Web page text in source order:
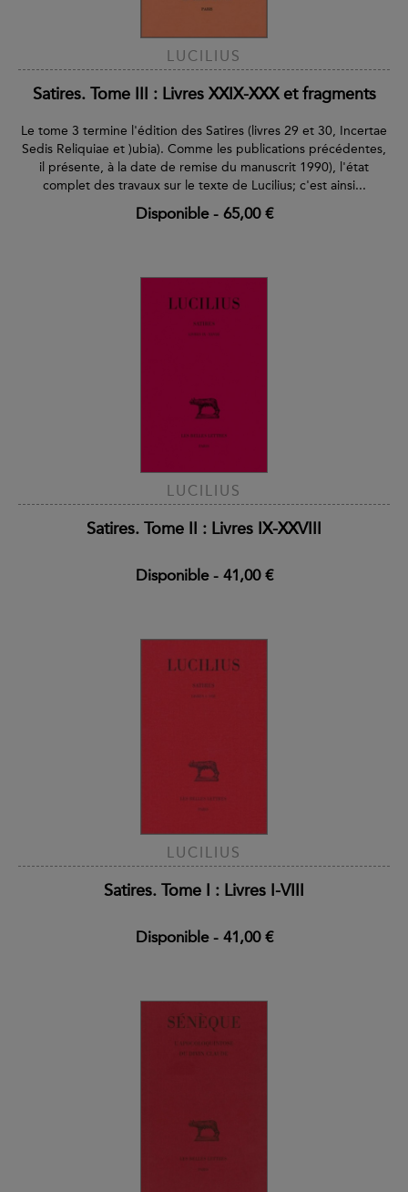
LUCILIUS
Satires. Tome III : Livres XXIX-XXX et fragments
Le tome 3 termine l'édition des Satires (livres 29 et 30, Incertae
Sedis Reliquiae et )ubia). Comme les publications précédentes,
il présente, à la date de remise du manuscrit 1990), l'état
complet des travaux sur le texte de Lucilius; c'est ainsi...
Disponible- 65,00 €
LUCILIUS
Satires. Tome II : Livres IX-XXVIII
Disponible- 41,00 €
LUCILIUS
Satires. Tome I : Livres I-VIII
Disponible- 41,00 €